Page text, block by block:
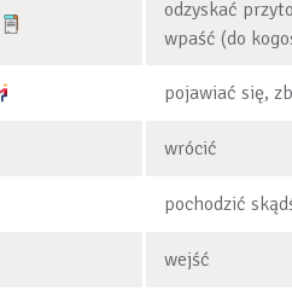
odzyskać
wpaść (do
pojawiać się,
wrócić
pochodzić
wejść